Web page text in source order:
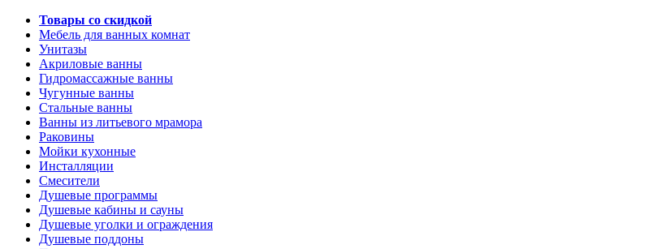
Товары со скидкой
Мебель для ванных комнат
Унитазы
Акриловые ванны
Гидромассажные ванны
Чугунные ванны
Стальные ванны
Ванны из литьевого мрамора
Раковины
Мойки кухонные
Инсталляции
Смесители
Душевые программы
Душевые кабины и сауны
Душевые уголки и ограждения
Душевые поддоны